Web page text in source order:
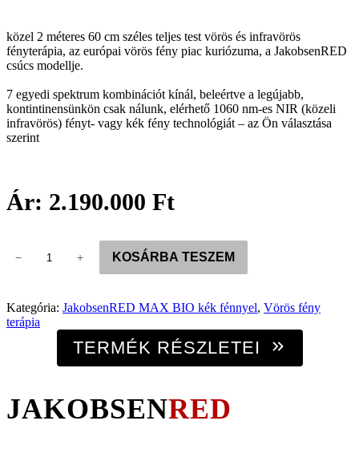
közel 2 méteres 60 cm széles teljes test vörös és infravörös
fényterápia, az európai vörös fény piac kuriózuma, a JakobsenRED
csúcs modellje.
7 egyedi spektrum kombinációt kínál, beleértve a legújabb,
kontintinensünkön csak nálunk, elérhető 1060 nm-es NIR (közeli
infravörös) fényt- vagy kék fény technológiát – az Ön választása
szerint
Ár: 2.190.000 Ft
MAX
–
9
Spektrum
nm
mennyiség
− + KOSÁRBA TESZEM
Kategória: JakobsenRED MAX BIO kék fénnyel, Vörös fény
terápia
TERMÉK RÉSZLETEI
JAKOBSENRED